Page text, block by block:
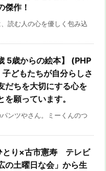
傑作！
読む人の心を優しく包み込
5歳からの絵本】 (PHP
どもたちが自分らしさ
だちを大切にする心を
願っています。
ンツやさん。ミーくんのつ
とり×古市憲寿 テレビ
の土曜日な会」から生